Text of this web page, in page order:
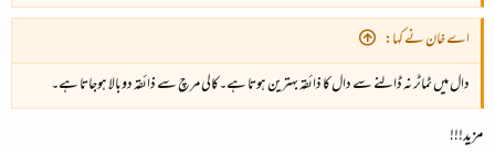
اے خان نے کہا:
دال میں ٹماٹر نہ ڈالنے سے دال کا ذائقہ بہترین ہوتا ہے۔کالی مرچ سے ذائقہ دوبالا ہوجاتا ہے۔
مزید!!!